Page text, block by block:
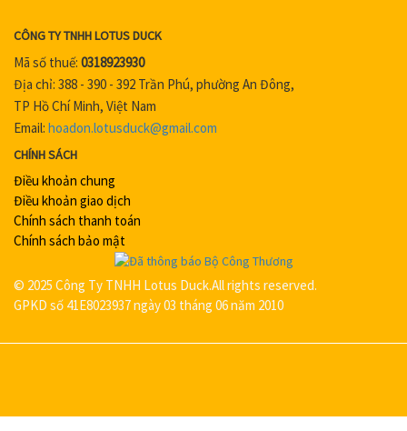
CÔNG TY TNHH LOTUS DUCK
Mã số thuế: 0318923930
Địa chỉ: 388 - 390 - 392 Trần Phú, phường An Đông,
TP Hồ Chí Minh, Việt Nam
Email: hoadon.lotusduck@gmail.com
CHÍNH SÁCH
Điều khoản chung
Điều khoản giao dịch
Chính sách thanh toán
Chính sách bảo mật
© 2025 Công Ty TNHH Lotus Duck.All rights reserved.
GPKD số 41E8023937 ngày 03 tháng 06 năm 2010